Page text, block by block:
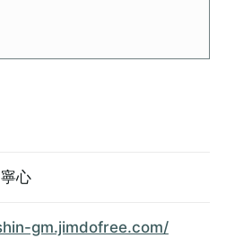
心
gm.jimdofree.com/